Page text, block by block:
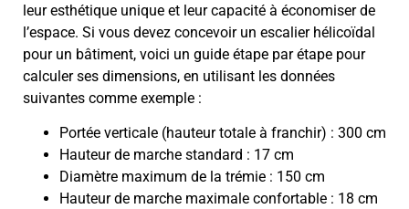
leur esthétique unique et leur capacité à économiser de
l’espace. Si vous devez concevoir un escalier hélicoïdal
pour un bâtiment, voici un guide étape par étape pour
calculer ses dimensions, en utilisant les données
suivantes comme exemple :
Portée verticale (hauteur totale à franchir) : 300 cm
Hauteur de marche standard : 17 cm
Diamètre maximum de la trémie : 150 cm
Hauteur de marche maximale confortable : 18 cm